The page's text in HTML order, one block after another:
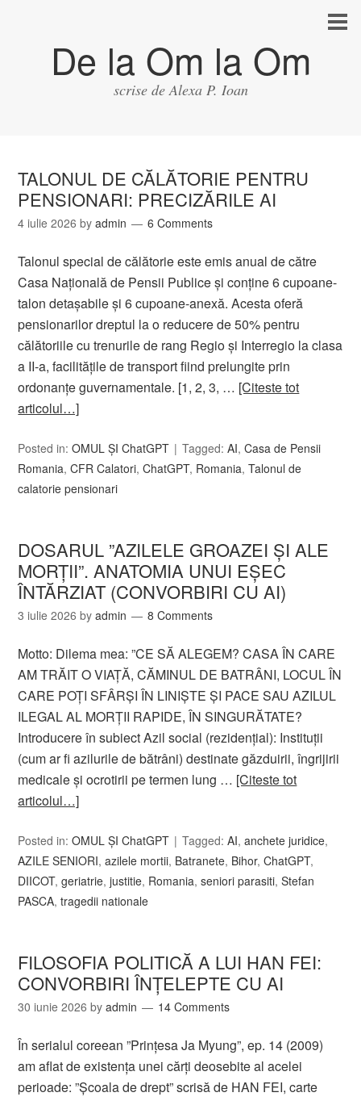
De la Om la Om
scrise de Alexa P. Ioan
TALONUL DE CĂLĂTORIE PENTRU
PENSIONARI: PRECIZĂRILE AI
4 iulie 2026 byadmin 6 Comments
Talonul special de călătorie este emis anual de către
Casa Națională de Pensii Publice și conține 6 cupoane-
talon detașabile și 6 cupoane-anexă. Acesta oferă
pensionarilor dreptul la o reducere de 50% pentru
călătoriile cu trenurile de rang Regio și Interregio la clasa
a II-a, facilitățile de transport fiind prelungite prin
ordonanțe guvernamentale. [1, 2, 3, … [Citeste tot
articolul…]
Posted in:OMUL ȘI ChatGPT Tagged:AI,Casa de Pensii
Romania,CFR Calatori,ChatGPT, Romania,Talonul de
calatorie pensionari
DOSARUL ”AZILELE GROAZEI ȘI ALE
MORȚII”. ANATOMIA UNUI EȘEC
ÎNTĂRZIAT (CONVORBIRI CU AI)
3 iulie 2026 byadmin 8 Comments
Motto: Dilema mea: ”CE SĂ ALEGEM? CASA ÎN CARE
AM TRĂIT O VIAȚĂ, CĂMINUL DE BATRÂNI, LOCUL ÎN
CARE POȚI SFÂRȘI ÎN LINIȘTE ȘI PACE SAU AZILUL
ILEGAL AL MORȚII RAPIDE, ÎN SINGURĂTATE?
Introducere în subiect Azil social (rezidențial): Instituții
(cum ar fi azilurile de bătrâni) destinate găzduirii, îngrijirii
medicale și ocrotirii pe termen lung … [Citeste tot
articolul…]
Posted in:OMUL ȘI ChatGPT Tagged:AI,anchete juridice,
AZILE SENIORI,azilele mortii, Batranete, Bihor,ChatGPT,
DIICOT,geriatrie,justitie, Romania,seniori parasiti,Stefan
PASCA,tragedii nationale
FILOSOFIA POLITICĂ A LUI HAN FEI:
CONVORBIRI ÎNȚELEPTE CU AI
30 iunie 2026 byadmin 14 Comments
În serialul coreean ”Prințesa Ja Myung”, ep. 14 (2009)
am aflat de existența unei cărți deosebite al acelei
perioade: ”Școala de drept” scrisă de HAN FEI, carte